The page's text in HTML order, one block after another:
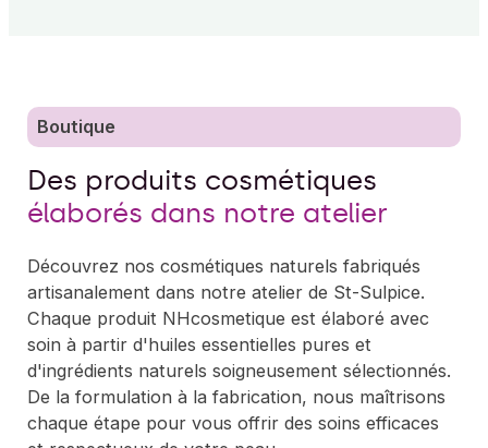
Boutique
Des produits cosmétiques
élaborés dans notre atelier
Découvrez nos cosmétiques naturels fabriqués
artisanalement dans notre atelier de St-Sulpice.
Chaque produit NHcosmetique est élaboré avec
soin à partir d'huiles essentielles pures et
d'ingrédients naturels soigneusement sélectionnés.
De la formulation à la fabrication, nous maîtrisons
chaque étape pour vous offrir des soins efficaces